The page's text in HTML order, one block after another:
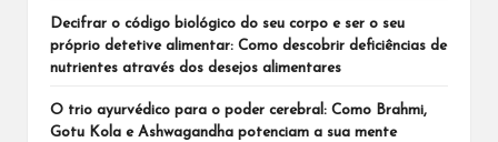
Decifrar o código biológico do seu corpo e ser o seu
próprio detetive alimentar: Como descobrir deficiências de
nutrientes através dos desejos alimentares
O trio ayurvédico para o poder cerebral: Como Brahmi,
Gotu Kola e Ashwagandha potenciam a sua mente